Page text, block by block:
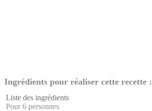
Ingrédients pour réaliser cette recette :
Liste des ingrédients
Pour 6 personnes